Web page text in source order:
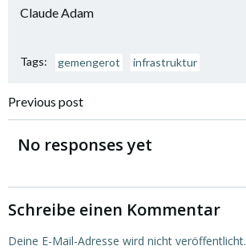
Claude Adam
Tags: gemengerot infrastruktur
Previous post
No responses yet
Schreibe einen Kommentar
Deine E-Mail-Adresse wird nicht veröffentlicht.